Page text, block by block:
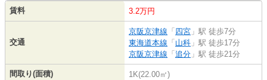
賃料 3.2万円
交通
京阪京津線 「 四宮 」駅 徒歩7分
東海道本線 「 山科 」駅 徒歩17分
京阪京津線 「 追分 」駅 徒歩21分
間取り(面積) 1K(22.00㎡)